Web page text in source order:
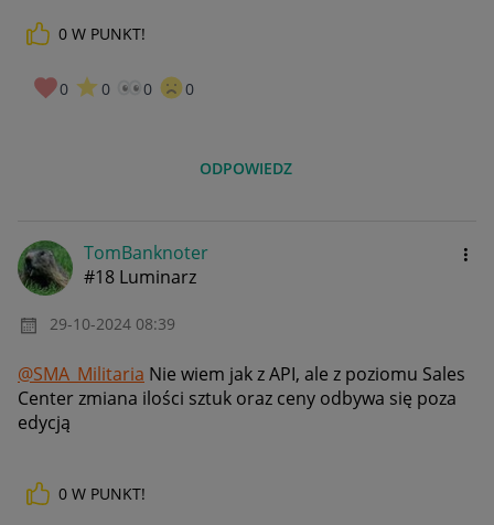
0 W PUNKT!
0 0 0 0
ODPOWIEDZ
TomBanknoter
#18 Luminarz
‎29-10-2024 08:39
@SMA_Militaria Nie wiem jak z API, ale z poziomu Sales
Center zmiana ilości sztuk oraz ceny odbywa się poza
edycją
0 W PUNKT!